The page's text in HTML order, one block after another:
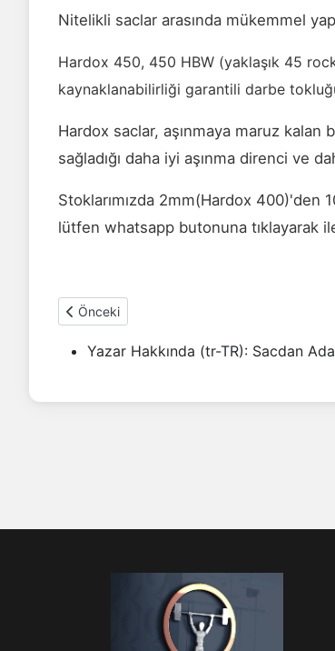
Nitelikli saclar arasında mükemmel
Hardox 450, 450 HBW (yaklaşık 45
kaynaklanabilirliği garantili darbe
Hardox saclar, aşınmaya maruz
sağladığı daha iyi aşınma direnci ve
Stoklarımızda 2mm(Hardox 400)'den
lütfen whatsapp butonuna tıklayarak
Önceki makale: Hardox Büküm İşlemi
Önceki
Yazar Hakkında (tr-TR): Sacdan